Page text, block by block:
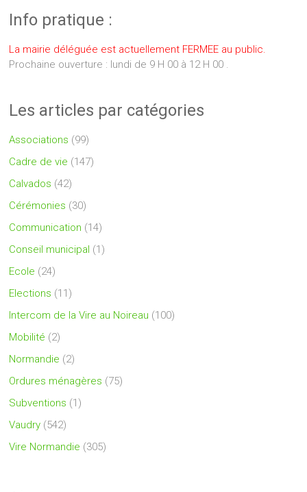
Info pratique :
La mairie déléguée est actuellement FERMEE au public.
Prochaine ouverture : lundi de 9 H 00 à 12 H 00 .
Les articles par catégories
Associations (99)
Cadre de vie (147)
Calvados (42)
Cérémonies (30)
Communication (14)
Conseil municipal (1)
Ecole (24)
Elections (11)
Intercom de la Vire au Noireau (100)
Mobilité (2)
Normandie (2)
Ordures ménagères (75)
Subventions (1)
Vaudry (542)
Vire Normandie (305)